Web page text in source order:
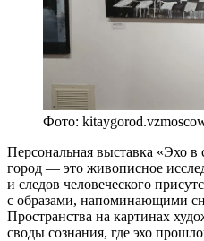
Фото:
Персональная выставка «Эхо в
город — это живописное
и следов человеческого
с образами, напоминающими
Пространства на картинах
своды сознания, где эхо